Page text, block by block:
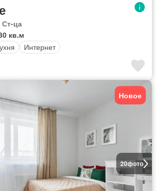
Ст-ца
кв.м
Интернет
20фото
Новое